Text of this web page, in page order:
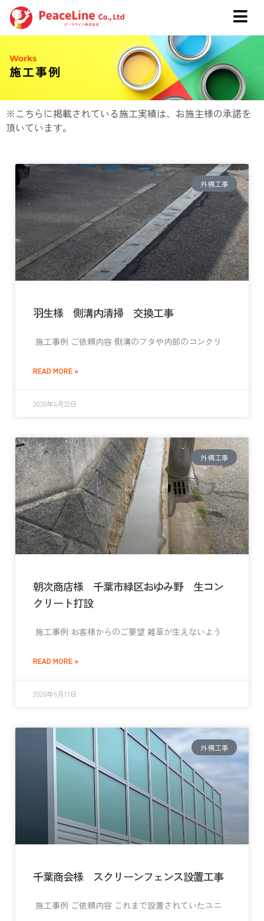
Works
施工事例
※こちらに掲載されている施工実績は、お施主様の承諾を
頂いています。
外構工事
羽生様 側溝内清掃 交換工事
施工事例 ご依頼内容 側溝のフタや内部のコンクリ
READ MORE »
2026年6月22日
外構工事
朝次商店様 千葉市緑区おゆみ野 生コン
クリート打設
施工事例 お客様からのご要望 雑草が生えないよう
READ MORE »
2026年6月11日
外構工事
千葉商会様 スクリーンフェンス設置工事
施工事例 ご依頼内容 これまで設置されていたユニ